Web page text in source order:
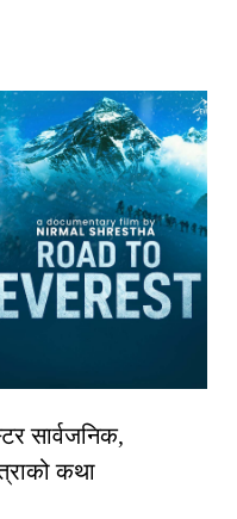
सार्वजनिक,
कथा